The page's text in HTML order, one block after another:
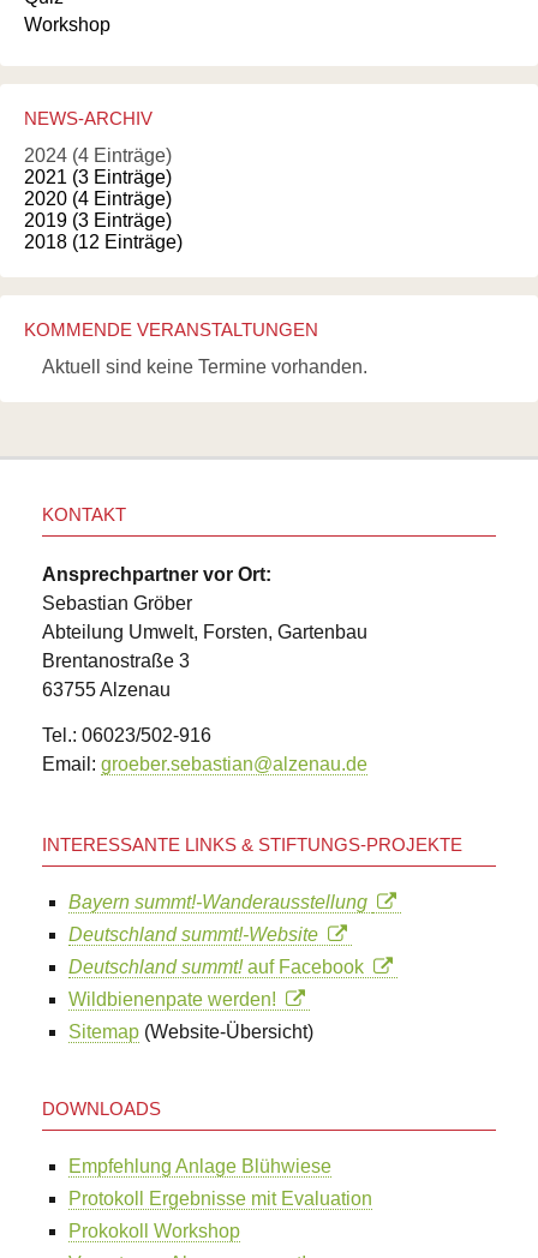
Workshop
NEWS-ARCHIV
2024 (4 Einträge)
2021 (3 Einträge)
2020 (4 Einträge)
2019 (3 Einträge)
2018 (12 Einträge)
KOMMENDE VERANSTALTUNGEN
Aktuell sind keine Termine vorhanden.
KONTAKT
Ansprechpartner vor Ort:
Sebastian Gröber
Abteilung Umwelt, Forsten, Gartenbau
Brentanostraße 3
63755 Alzenau
Tel.: 06023/502-916
Email: groeber.sebastian@alzenau.de
INTERESSANTE LINKS & STIFTUNGS-PROJEKTE
Bayern summt!-Wanderausstellung
Deutschland summt!-Website
Deutschland summt!auf Facebook
Wildbienenpate werden!
Sitemap (Website-Übersicht)
DOWNLOADS
Empfehlung Anlage Blühwiese
Protokoll Ergebnisse mit Evaluation
Prokokoll Workshop